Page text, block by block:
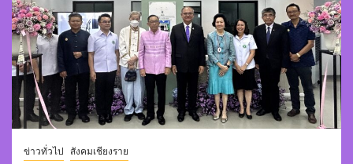
ข่าวทั่วไป สังคมเชียงราย